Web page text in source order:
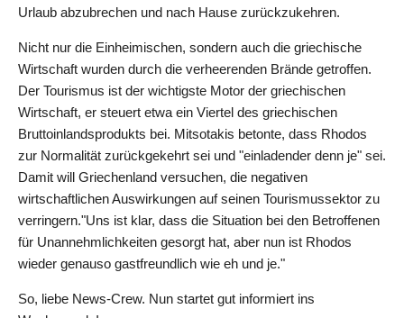
Urlaub abzubrechen und nach Hause zurückzukehren.
Nicht nur die Einheimischen, sondern auch die griechische
Wirtschaft wurden durch die verheerenden Brände getroffen.
Der Tourismus ist der wichtigste Motor der griechischen
Wirtschaft, er steuert etwa ein Viertel des griechischen
Bruttoinlandsprodukts bei. Mitsotakis betonte, dass Rhodos
zur Normalität zurückgekehrt sei und "einladender denn je" sei.
Damit will Griechenland versuchen, die negativen
wirtschaftlichen Auswirkungen auf seinen Tourismussektor zu
verringern."Uns ist klar, dass die Situation bei den Betroffenen
für Unannehmlichkeiten gesorgt hat, aber nun ist Rhodos
wieder genauso gastfreundlich wie eh und je."
So, liebe News-Crew. Nun startet gut informiert ins